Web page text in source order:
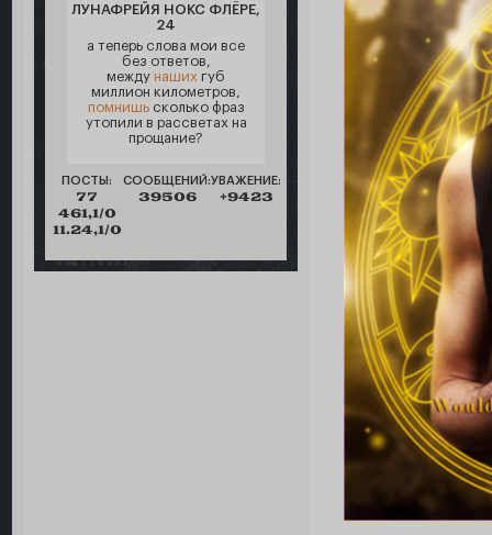
ЛУНАФРЕЙЯ НОКС ФЛЁРЕ,
24
а теперь слова мои все
без ответов,
между наших губ
миллион километров,
помнишьсколько фраз
утопили в рассветах на
прощание?
ПОСТЫ:
77
461,1/0
11.24,1/0
СООБЩЕНИЙ:
39506
УВАЖЕНИЕ:
+9423